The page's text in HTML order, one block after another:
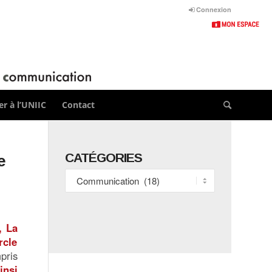
Connexion
à l’UNIIC Contact
La
CATÉGORIES
Catégories